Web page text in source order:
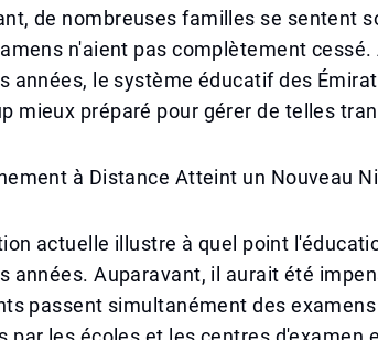
de nombreuses familles se sentent
n'aient pas complètement
années, le système éducatif des
mieux préparé pour gérer de telles
à Distance Atteint un Nouveau
actuelle illustre à quel point
années. Auparavant, il aurait été
passent simultanément des